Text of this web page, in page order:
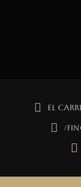
El
/